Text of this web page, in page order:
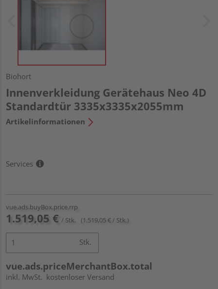
Biohort
Innenverkleidung Gerätehaus Neo 4D
Standardtür 3335x3335x2055mm
Artikelinformationen
Services
vue.ads.buyBox.price.rrp
1.519,05 € / Stk. (1.519,05 € / Stk.)
Stk.
vue.ads.priceMerchantBox.total
inkl. MwSt. kostenloser Versand